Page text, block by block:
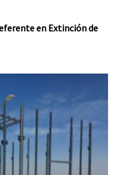
en Extinción de